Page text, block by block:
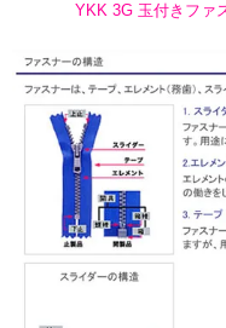
YKK 3G 玉付きファ